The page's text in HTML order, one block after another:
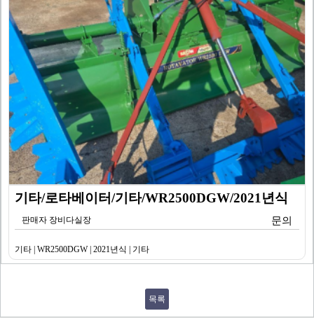
기타/로타베이터/기타/WR2500DGW/2021년식
판매자 장비다실장 문의
기타 | WR2500DGW | 2021년식 | 기타
목록